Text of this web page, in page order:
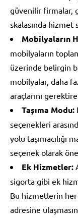
güvenilir firmalar,
skalasında hizmet
Mobilyaların
mobilyaların
üzerinde belirgin
mobilyalar, daha
araçlarını
Taşıma Modu:
seçenekleri
yolu taşımacılığı
seçenek olarak öne
Ek Hizmetler:
sigorta gibi ek
Bu hizmetlerin
adresine